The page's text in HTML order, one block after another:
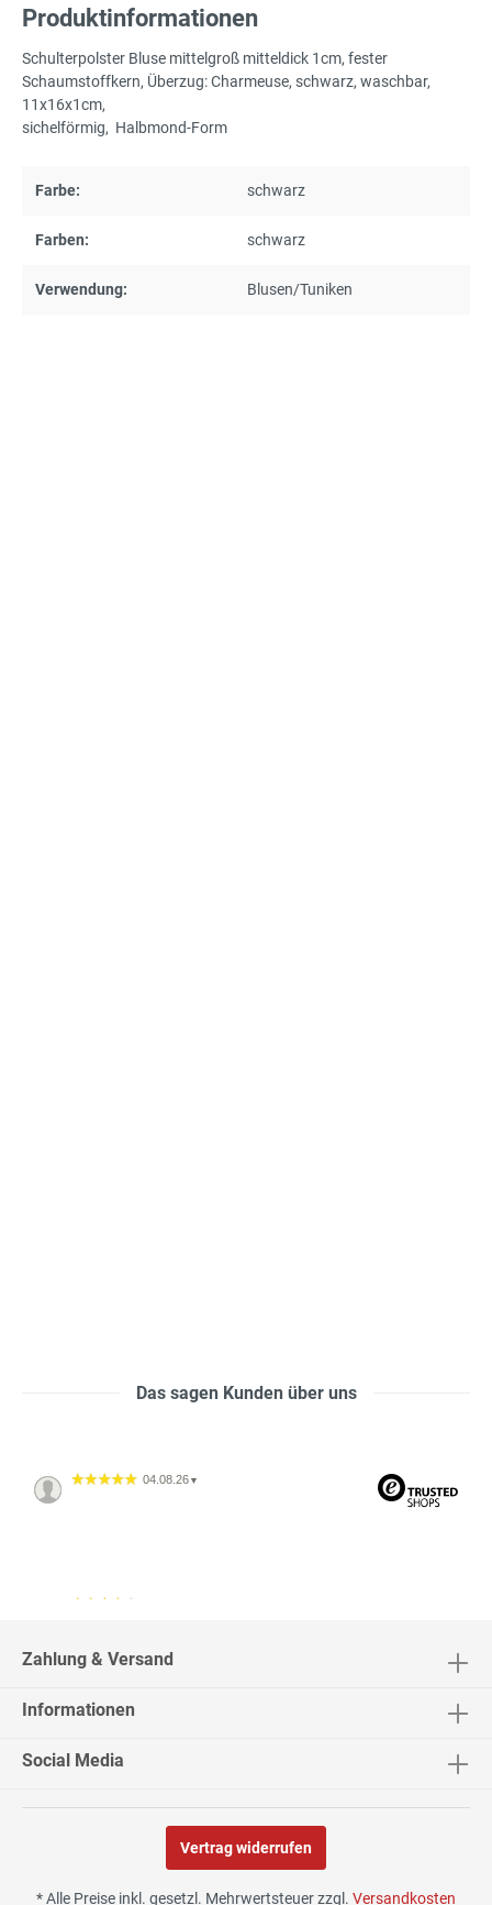
Produktinformationen
Schulterpolster Bluse mittelgroß mitteldick 1cm, fester
Schaumstoffkern, Überzug: Charmeuse, schwarz, waschbar,
11x16x1cm,
sichelförmig, Halbmond-Form
Farbe: schwarz
Farben: schwarz
Verwendung: Blusen/Tuniken
Das sagen Kunden über uns
04.08.26 ▼
30.07.26▼
Zahlung & Versand
Informationen
Social Media
Vertrag widerrufen
* Alle Preise inkl. gesetzl. Mehrwertsteuer zzgl. Versandkosten